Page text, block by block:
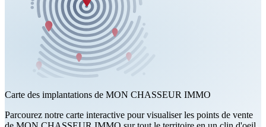
Carte des implantations de MON CHASSEUR IMMO
Parcourez notre carte interactive pour visualiser les points de vente